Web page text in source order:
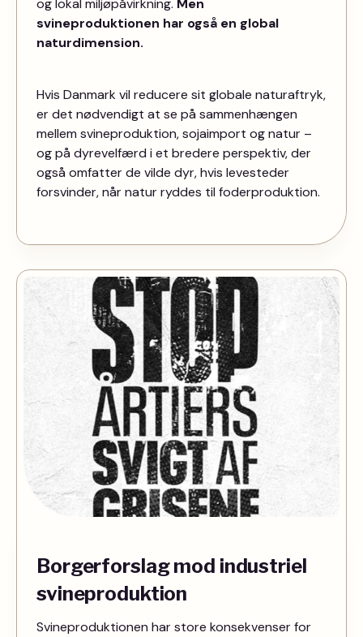
og lokal miljøpåvirkning. Men
svineproduktionen har også en global
naturdimension.
Hvis Danmark vil reducere sit globale naturaftryk,
er det nødvendigt at se på sammenhængen
mellem svineproduktion, sojaimport og natur –
og på dyrevelfærd i et bredere perspektiv, der
også omfatter de vilde dyr, hvis levesteder
forsvinder, når natur ryddes til foderproduktion.
Borgerforslag mod industriel
svineproduktion
Svineproduktionen har store konsekvenser for